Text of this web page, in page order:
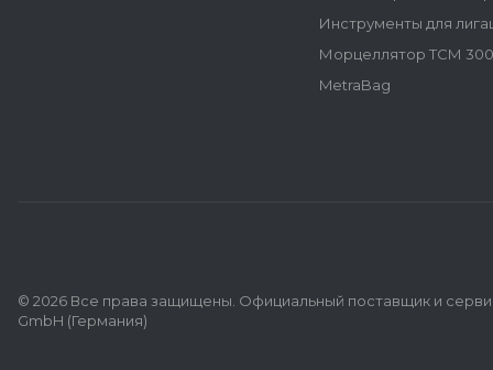
Инструменты для
Морцеллятор ТСМ
MetraBag
© 2026 Все права защищены. Официальный поставщик и
GmbH (Германия)